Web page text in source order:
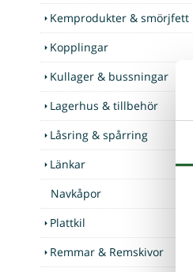
Kemprodukter & smörjfett
Kopplingar
Kullager & bussningar
Lagerhus & tillbehör
Låsring & spårring
Länkar
Navkåpor
Plattkil
Remmar & Remskivor